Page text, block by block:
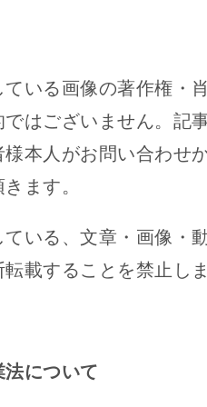
ている画像の著作権・
はございません。記
様本人がお問い合わせ
ます。
いる、文章・画像・
載することを禁止しま
について